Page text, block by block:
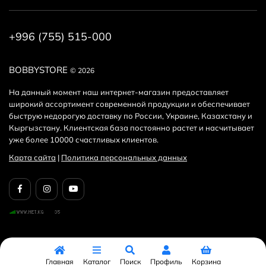
отзыва! Подробнеездесь
BOBBYSTORE © 2026
На данный момент наш интернет-магазин предоставляет
широкий ассортимент современной продукции и обеспечивает
быструю недорогую доставку по России, Украине, Казахстану и
Кыргызстану. Клиентская база постоянно растет и насчитывает
уже более 10000 счастливых клиентов.
Карта сайта | Политика персональных данных
+996 (755) 515-000
Главная Каталог Поиск Профиль Корзина